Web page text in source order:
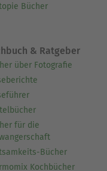
Bücher
& Ratgeber
über Fotografie
für die
Bücher
Kochbücher